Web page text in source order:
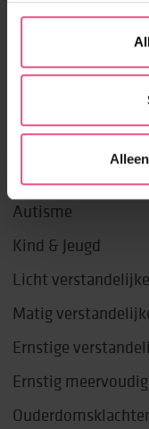
ONS AANBOD
Lekker in je vel
EXPERTISES
Autisme
Kind & Jeugd
Licht
Matig
Ernstige
Ernstig